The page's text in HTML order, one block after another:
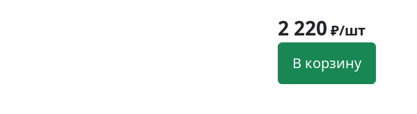
2 220 ₽/шт
В корзину